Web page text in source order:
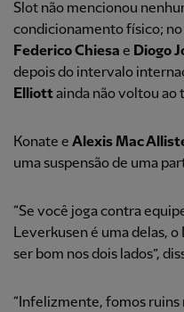
Slot não mencionou
condicionamento físico;
Federico Chiesa e Diogo
depois do intervalo
Elliottainda não voltou ao
Konate e Alexis Mac
uma suspensão de uma
“Se você joga contra
Leverkusen é uma delas,
ser bom nos dois lados”,
“Infelizmente, fomos